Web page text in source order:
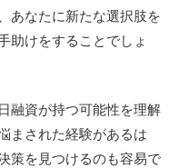
あなたに新たな選択肢を
助けをすることでしょ
融資が持つ可能性を理解
まされた経験があるは
策を見つけるのも容易で